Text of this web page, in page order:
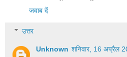
जवाब दें
उत्तर
Unknown शनिवार, 16 अप्रैल